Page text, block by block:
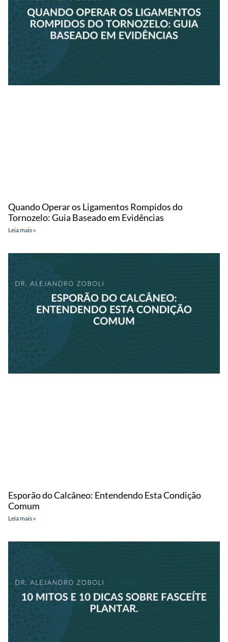
Quando Operar os Ligamentos Rompidos do
Tornozelo: Guia Baseado em Evidências
Leia mais »
Esporão do Calcâneo: Entendendo Esta Condição
Comum
Leia mais »